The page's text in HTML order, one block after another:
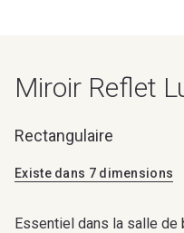
Miroir Reflet
Rectangulaire
Existe dans 7 dimensions
Essentiel dans la salle de